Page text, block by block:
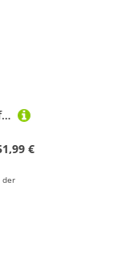
PONNYC Lila,XXL, Eiskunstlauf Kleid Mit Langen Ärmeln Für Mädchen Röcke Für Eiskunstlauf Mit Farbverlauf Trikots Für Rhythmische Gymnastik Mit Flash Diamanten Damen Turnen Wettkampf Kostüme
€
der